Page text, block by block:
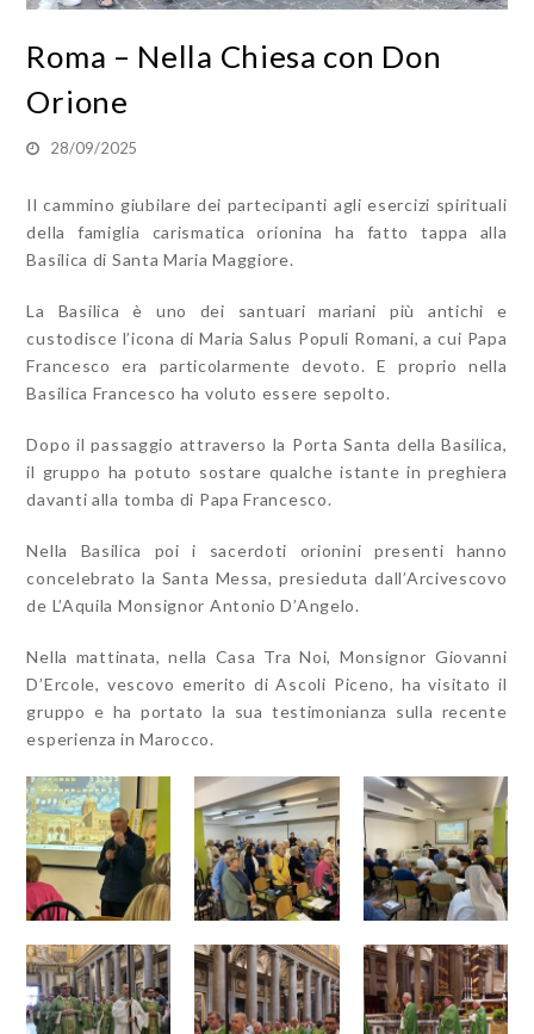
Roma – Nella Chiesa con Don
Orione
28/09/2025
Il cammino giubilare dei partecipanti agli esercizi spirituali
della famiglia carismatica orionina ha fatto tappa alla
Basilica di Santa Maria Maggiore.
La Basilica è uno dei santuari mariani più antichi e
custodisce l’icona di Maria Salus Populi Romani, a cui Papa
Francesco era particolarmente devoto. E proprio nella
Basilica Francesco ha voluto essere sepolto.
Dopo il passaggio attraverso la Porta Santa della Basilica,
il gruppo ha potuto sostare qualche istante in preghiera
davanti alla tomba di Papa Francesco.
Nella Basilica poi i sacerdoti orionini presenti hanno
concelebrato la Santa Messa, presieduta dall’Arcivescovo
de L’Aquila Monsignor Antonio D’Angelo.
Nella mattinata, nella Casa Tra Noi, Monsignor Giovanni
D’Ercole, vescovo emerito di Ascoli Piceno, ha visitato il
gruppo e ha portato la sua testimonianza sulla recente
esperienza in Marocco.